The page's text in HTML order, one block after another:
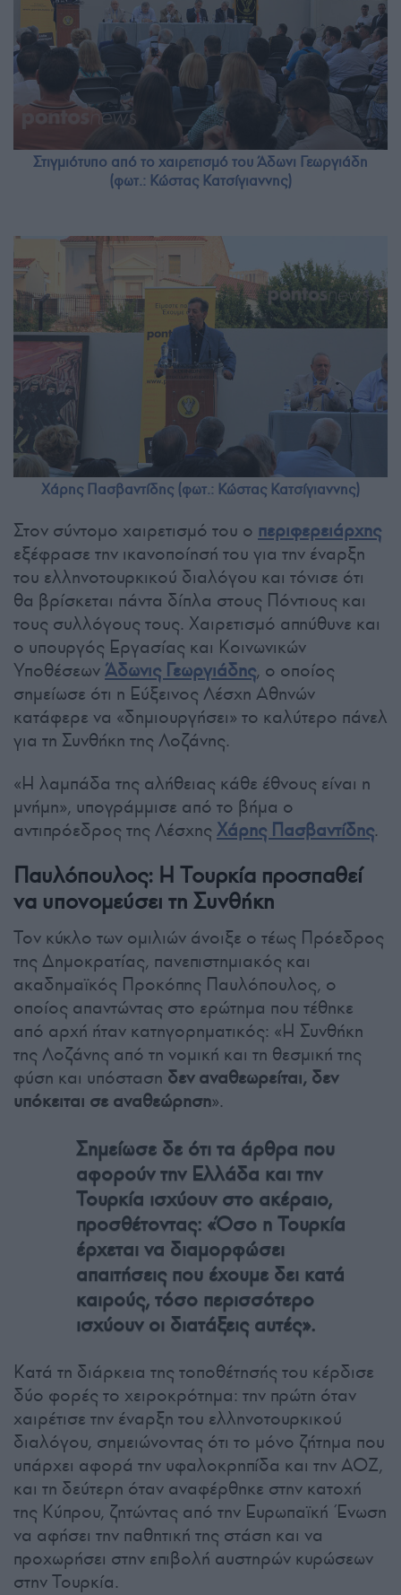
Στιγμιότυπο από το χαιρετισμό του Άδωνι Γεωργιάδη
(φωτ.: Κώστας Κατσίγιαννης)
Χάρης Πασβαντίδης (φωτ.: Κώστας Κατσίγιαννης)
Στον σύντομο χαιρετισμό του ο περιφερειάρχης
εξέφρασε την ικανοποίησή του για την έναρξη
του ελληνοτουρκικού διαλόγου και τόνισε ότι
θα βρίσκεται πάντα δίπλα στους Πόντιους και
τους συλλόγους τους. Χαιρετισμό απηύθυνε και
ο υπουργός Εργασίας και Κοινωνικών
ΥποθέσεωνΆδωνις Γεωργιάδης, ο οποίος
σημείωσε ότι η Εύξεινος Λέσχη Αθηνών
κατάφερε να «δημιουργήσει» το καλύτερο πάνελ
για τη Συνθήκη της Λοζάνης.
«Η λαμπάδα της αλήθειας κάθε έθνους είναι η
μνήμη», υπογράμμισε από το βήμα ο
αντιπρόεδρος της Λέσχης Χάρης Πασβαντίδης.
Παυλόπουλος: Η Τουρκία προσπαθεί
να υπονομεύσει τη Συνθήκη
Τον κύκλο των ομιλιών άνοιξε ο τέως Πρόεδρος
της Δημοκρατίας, πανεπιστημιακός και
ακαδημαϊκός Προκόπης Παυλόπουλος, ο
οποίος απαντώντας στο ερώτημα που τέθηκε
από αρχή ήταν κατηγορηματικός: «Η Συνθήκη
της Λοζάνης από τη νομική και τη θεσμική της
φύση και υπόσταση δεν αναθεωρείται, δεν
υπόκειται σε αναθεώρηση».
Σημείωσε δε ότι τα άρθρα που
αφορούν την Ελλάδα και την
Τουρκία ισχύουν στο ακέραιο,
προσθέτοντας: «Όσο η Τουρκία
έρχεται να διαμορφώσει
απαιτήσεις που έχουμε δει κατά
καιρούς, τόσο περισσότερο
ισχύουν οι διατάξεις αυτές».
Κατά τη διάρκεια της τοποθέτησής του κέρδισε
δύο φορές το χειροκρότημα: την πρώτη όταν
χαιρέτισε την έναρξη του ελληνοτουρκικού
διαλόγου, σημειώνοντας ότι το μόνο ζήτημα που
υπάρχει αφορά την υφαλοκρηπίδα και την ΑΟΖ,
και τη δεύτερη όταν αναφέρθηκε στην κατοχή
της Κύπρου, ζητώντας από την Ευρωπαϊκή Ένωση
να αφήσει την παθητική της στάση και να
προχωρήσει στην επιβολή αυστηρών κυρώσεων
στην Τουρκία.